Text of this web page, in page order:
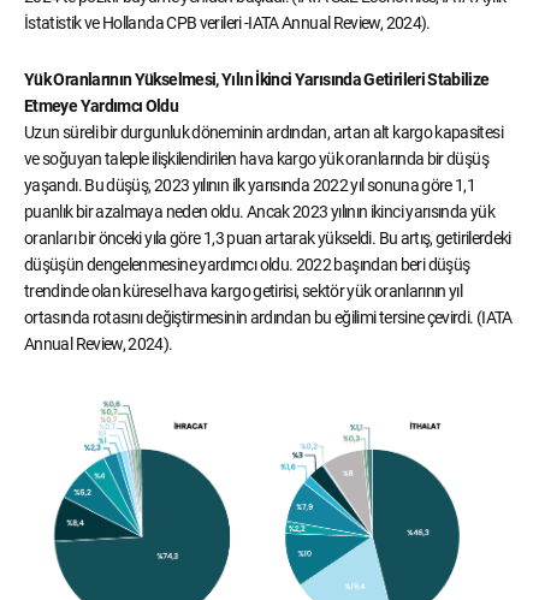
İstatistik ve Hollanda CPB verileri -IATA Annual Review, 2024).
Yük Oranlarının Yükselmesi, Yılın İkinci Yarısında Getirileri Stabilize
Etmeye Yardımcı Oldu
Uzun süreli bir durgunluk döneminin ardından, artan alt kargo kapasitesi
ve soğuyan taleple ilişkilendirilen hava kargo yük oranlarında bir düşüş
yaşandı. Bu düşüş, 2023 yılının ilk yarısında 2022 yıl sonuna göre 1,1
puanlık bir azalmaya neden oldu. Ancak 2023 yılının ikinci yarısında yük
oranları bir önceki yıla göre 1,3 puan artarak yükseldi. Bu artış, getirilerdeki
düşüşün dengelenmesine yardımcı oldu. 2022 başından beri düşüş
trendinde olan küresel hava kargo getirisi, sektör yük oranlarının yıl
ortasında rotasını değiştirmesinin ardından bu eğilimi tersine çevirdi. (IATA
Annual Review, 2024).